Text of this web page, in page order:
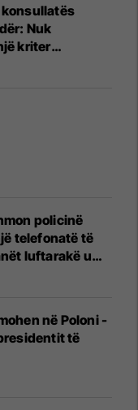
Nuk
kriter
policinë
telefonatë të
luftarakë u
të
në Poloni -
të